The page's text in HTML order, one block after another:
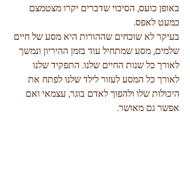
באופן כועס, הסיכוי שדברים יקרו מצטמצם
כמעט לאפס.
בעיקר לא שוכחים שההורות היא מסע של חיים
שלמים, מסע שמתחיל עוד בזמן ההיריון ונמשך
לאורך כל שנות החיים שלנו. התפקיד שלנו
לאורך כל המסע לעזור לילד שלנו לפתח את
היכולות שלו ולהפוך לאדם בוגר, עצמאי ואם
אפשר גם מאושר.